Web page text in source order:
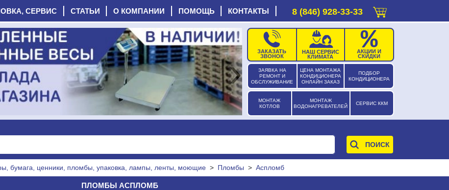
СЕРВИС СТАТЬИ О КОМПАНИИ ПОМОЩЬ КОНТАКТЫ 8 (846) 928-33-33
ЗАЯВКА НА
РЕМОНТ И
ОБСЛУЖИВАНИЕ
ЦЕНА МОНТАЖА
КОНДИЦИОНЕРА
ОНЛАЙН ЗАКАЗ
ПОДБОР
КОНДИЦИОНЕРА
МОНТАЖ
КОТЛОВ
МОНТАЖ
ВОДОНАГРЕВАТЕЛЕЙ
СЕРВИС ККМ
ЗАКАЗАТЬ
ЗВОНОК
НАШ СЕРВИС
КЛИМАТА
АКЦИИ И
СКИДКИ
›
бумага, ценники, пломбы, упаковка, лампы, ленты, моющие > Пломбы > Аспломб
ПЛОМБЫ АСПЛОМБ